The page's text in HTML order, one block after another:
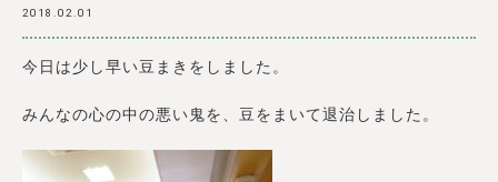
2018.02.01
今日は少し早い豆まきをしました。
みんなの心の中の悪い鬼を、豆をまいて退治しました。